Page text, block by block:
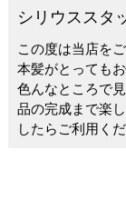
o
o
k
シリウススタ
この度は当店を
本髪がとっても
色んなところで
品の完成まで楽
したらご利用く